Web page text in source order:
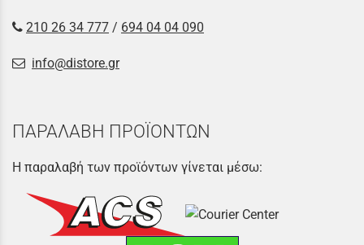
210 26 34 777 / 694 04 04 090
info@distore.gr
ΠΑΡΑΛΑΒΗ ΠΡΟΪΟΝΤΩΝ
Η παραλαβή των προϊόντων γίνεται μέσω: